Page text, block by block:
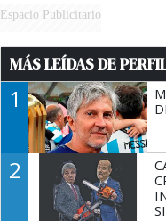
Espacio Publicitario
MÁS LEÍDAS DE
1
2